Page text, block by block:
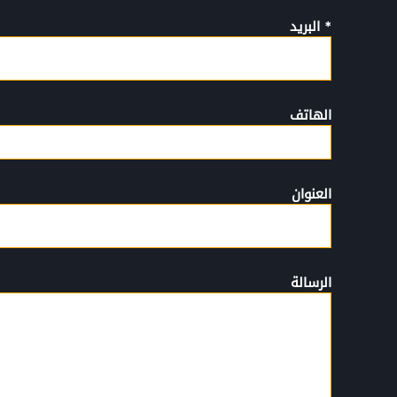
* البريد
الهاتف
العنوان
الرسالة